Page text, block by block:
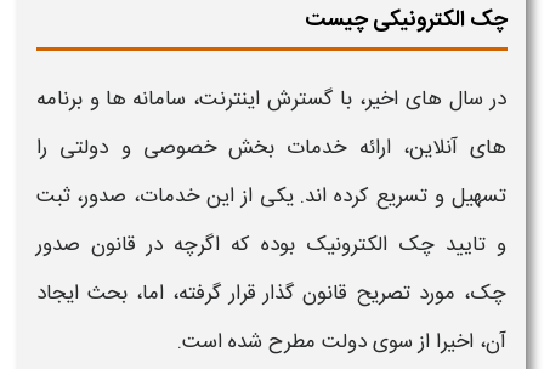
چک الکترونیکی چیست
در سال های اخیر، با گسترش اینترنت، سامانه ها و برنامه
های آنلاین، ارائه خدمات بخش خصوصی و دولتی را
تسهیل و تسریع کرده اند. یکی از این خدمات، صدور، ثبت
و تایید چک الکترونیک بوده که اگرچه در قانون صدور
چک، مورد تصریح قانون گذار قرار گرفته، اما، بحث ایجاد
آن، اخیرا از سوی دولت مطرح شده است.